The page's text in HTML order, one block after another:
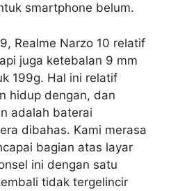
smartphone belum.
Realme Narzo 10 relatif
juga ketebalan 9 mm
199g. Hal ini relatif
hidup dengan, dan
adalah baterai
dibahas. Kami merasa
bagian atas layar
ini dengan satu
tidak tergelincir